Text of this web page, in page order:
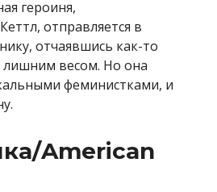
героиня,
отправляется в
отчаявшись как-то
лишним весом. Но она
феминистками, и
American